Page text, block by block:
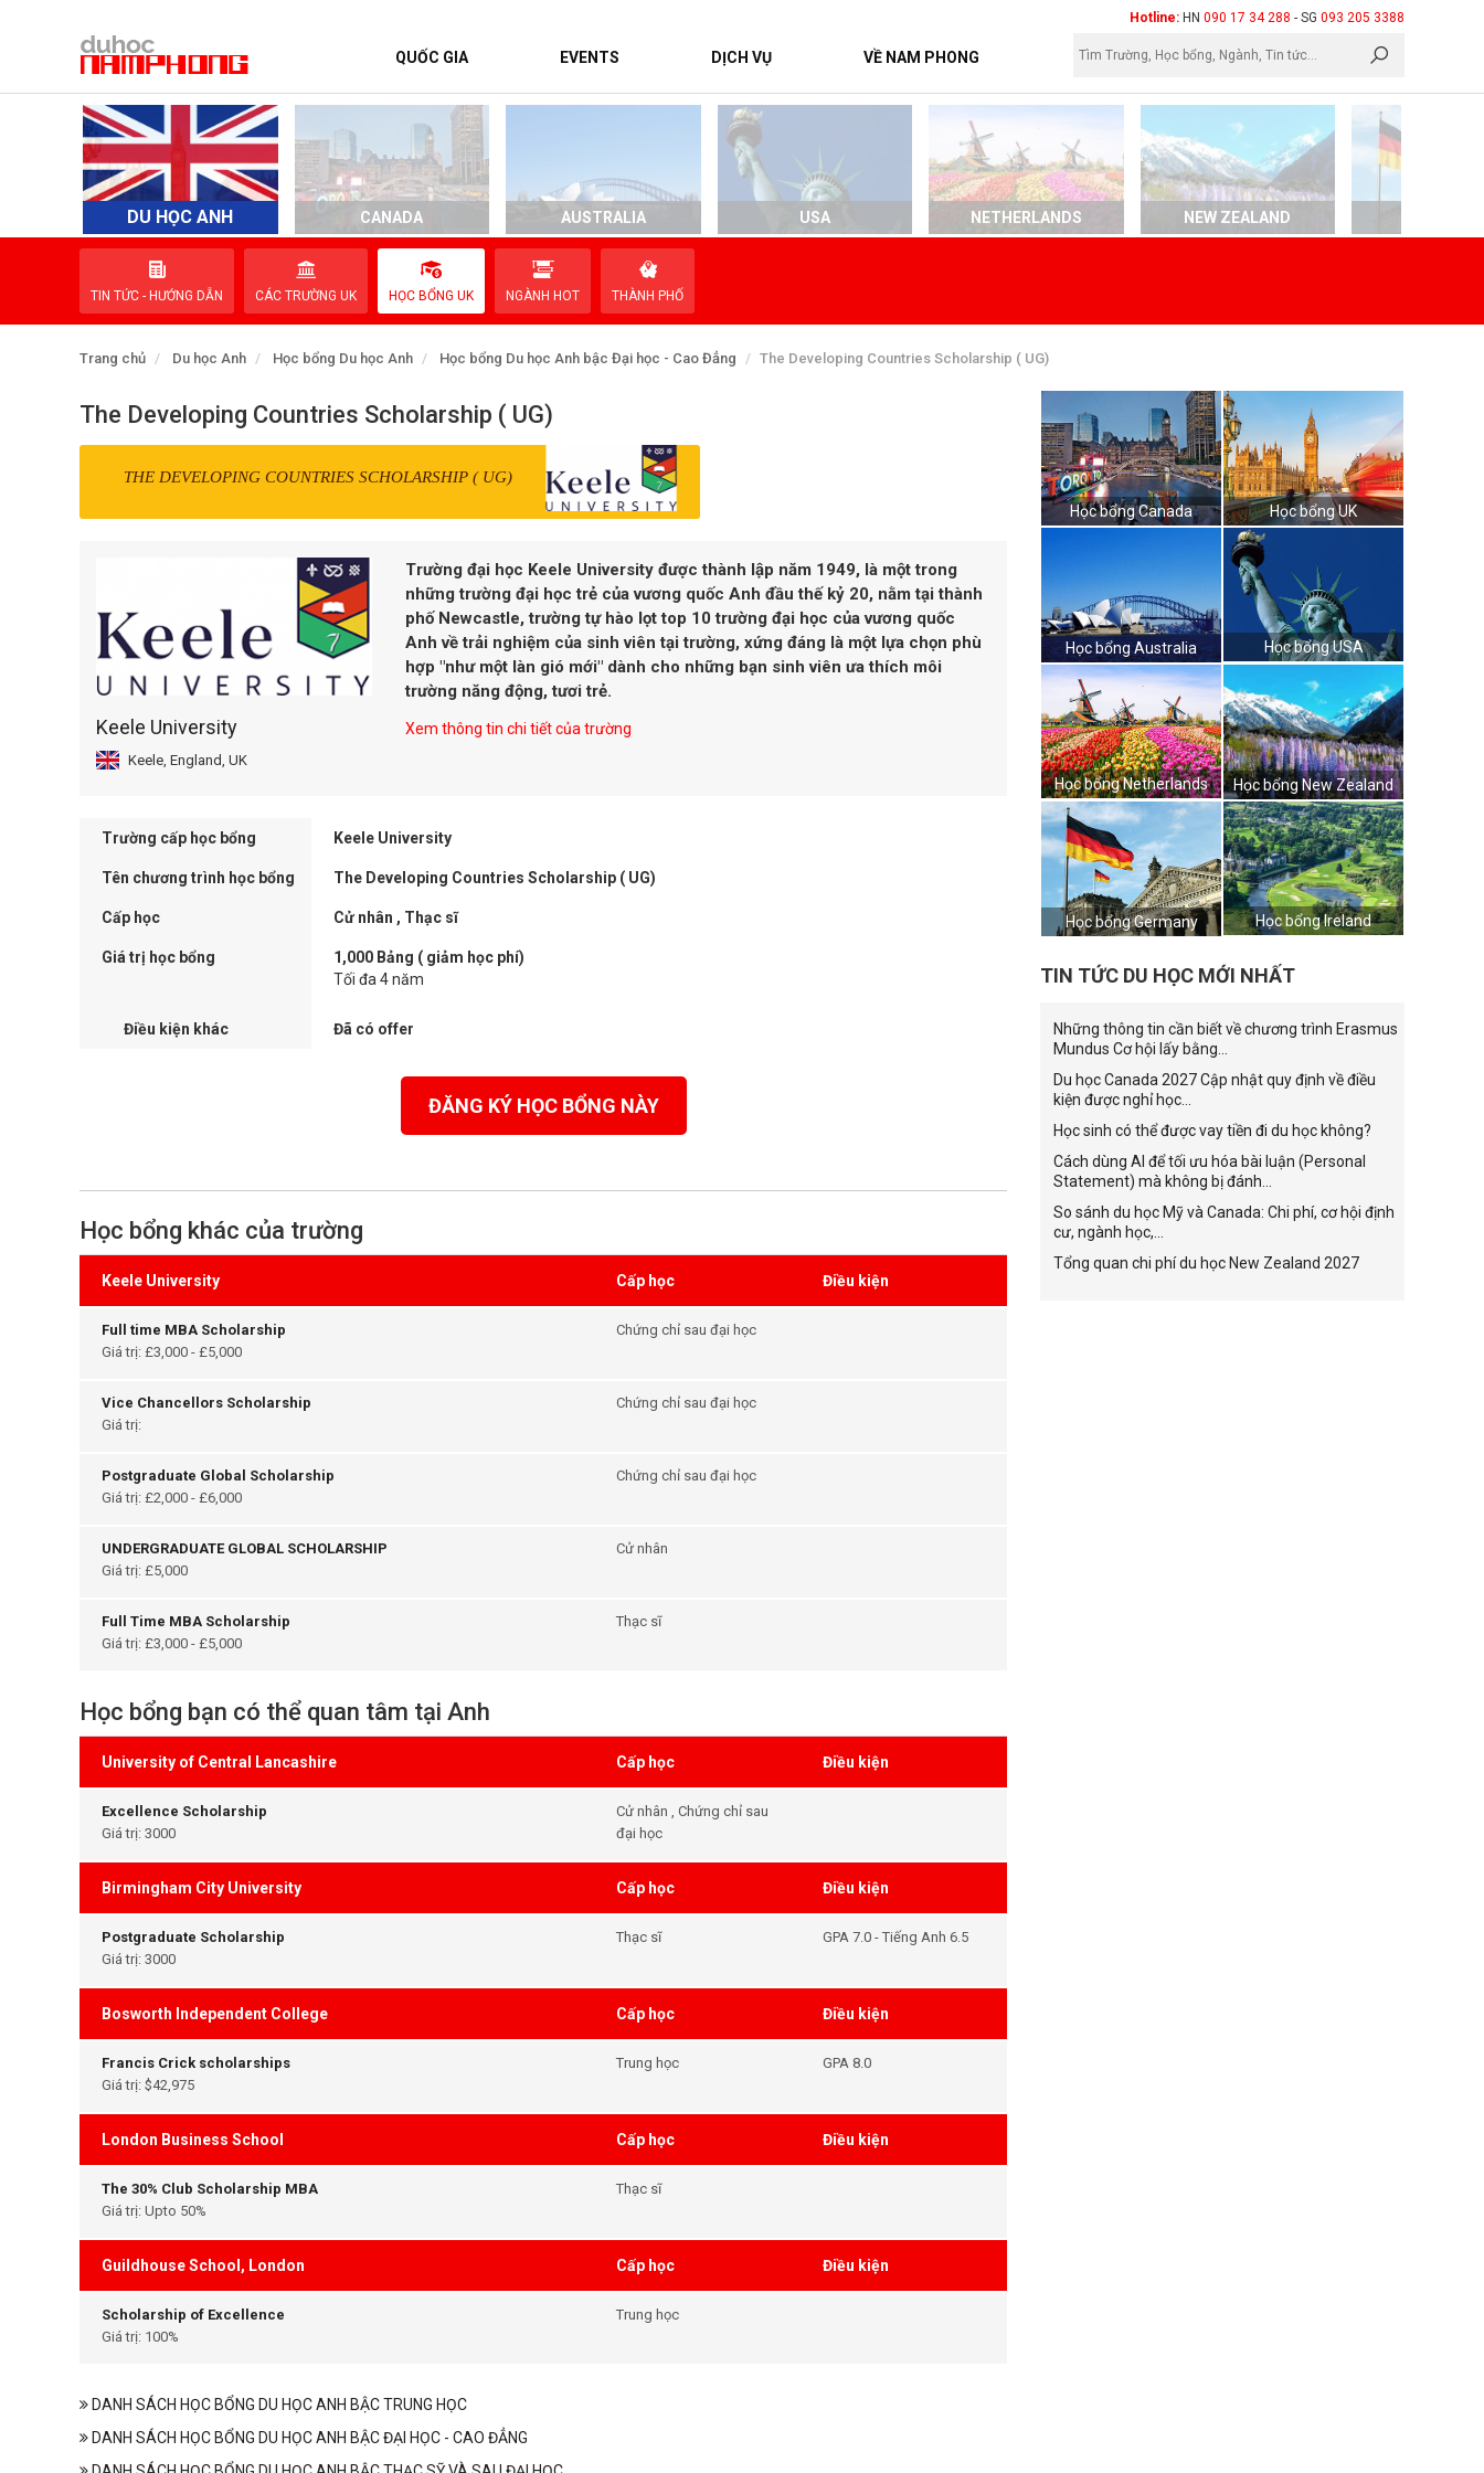
Hotline: HN 090 17 34 288 - SG 093 205 3388
QUỐC GIA EVENTS DỊCH VỤ VỀ NAM PHONG
DU HỌC ANH CANADA AUSTRALIA USA NETHERLANDS NEW ZEALAND
TIN TỨC - HƯỚNG DẪN CÁC TRƯỜNG UK HỌC BỔNG UK NGÀNH HOT THÀNH PHỐ
Trang chủ Du học Anh Học bổng Du học Anh Học bổng Du học Anh bậc Đại học - Cao Đẳng The Developing Countries Scholarship ( UG)
The Developing Countries Scholarship ( UG)
THE DEVELOPING COUNTRIES SCHOLARSHIP ( UG)
Keele University
Keele, England, UK
Trường đại học Keele University được thành lập năm 1949, là một trong
những trường đại học trẻ của vương quốc Anh đầu thế kỷ 20, nằm tại thành
phố Newcastle, trường tự hào lọt top 10 trường đại học của vương quốc
Anh về trải nghiệm của sinh viên tại trường, xứng đáng là một lựa chọn phù
hợp "như một làn gió mới" dành cho những bạn sinh viên ưa thích môi
trường năng động, tươi trẻ.
Xem thông tin chi tiết của trường
Trường cấp học bổng Keele University
Tên chương trình học bổng The Developing Countries Scholarship ( UG)
Cấp học Cử nhân , Thạc sĩ
Giá trị học bổng
1,000 Bảng ( giảm học phí)
Tối đa 4 năm
Điều kiện khác Đã có offer
ĐĂNG KÝ HỌC BỔNG NÀY
Học bổng khác của trường
Keele University Cấp học Điều kiện
Full time MBA Scholarship
Giá trị: £3,000 - £5,000
Chứng chỉ sau đại học
Vice Chancellors Scholarship
Giá trị:
Chứng chỉ sau đại học
Postgraduate Global Scholarship
Giá trị: £2,000 - £6,000
Chứng chỉ sau đại học
UNDERGRADUATE GLOBAL SCHOLARSHIP
Giá trị: £5,000
Cử nhân
Full Time MBA Scholarship
Giá trị: £3,000 - £5,000
Thạc sĩ
Học bổng bạn có thể quan tâm tại Anh
University of Central Lancashire Cấp học Điều kiện
Excellence Scholarship
Giá trị: 3000
Cử nhân , Chứng chỉ sau
đại học
Birmingham City University Cấp học Điều kiện
Postgraduate Scholarship
Giá trị: 3000
Thạc sĩ GPA 7.0 - Tiếng Anh 6.5
Bosworth Independent College Cấp học Điều kiện
Francis Crick scholarships
Giá trị: $42,975
Trung học GPA 8.0
London Business School Cấp học Điều kiện
The 30% Club Scholarship MBA
Giá trị: Upto 50%
Thạc sĩ
Guildhouse School, London Cấp học Điều kiện
Scholarship of Excellence
Giá trị: 100%
Trung học
DANH SÁCH HỌC BỔNG DU HỌC ANH BẬC TRUNG HỌC
DANH SÁCH HỌC BỔNG DU HỌC ANH BẬC ĐẠI HỌC - CAO ĐẲNG
Học bổng Canada Học bổng UK
Học bổng Australia Học bổng USA
Học bổng Netherlands Học bổng New Zealand
Học bổng Germany Học bổng Ireland
TIN TỨC DU HỌC MỚI NHẤT
Những thông tin cần biết về chương trình Erasmus
Mundus Cơ hội lấy bằng...
Du học Canada 2027 Cập nhật quy định về điều
kiện được nghỉ học...
Học sinh có thể được vay tiền đi du học không?
Cách dùng AI để tối ưu hóa bài luận (Personal
Statement) mà không bị đánh...
So sánh du học Mỹ và Canada: Chi phí, cơ hội định
cư, ngành học,...
Tổng quan chi phí du học New Zealand 2027
TRANG CHỦ
QUỐC GIA
EVENTS
LIÊN HỆ